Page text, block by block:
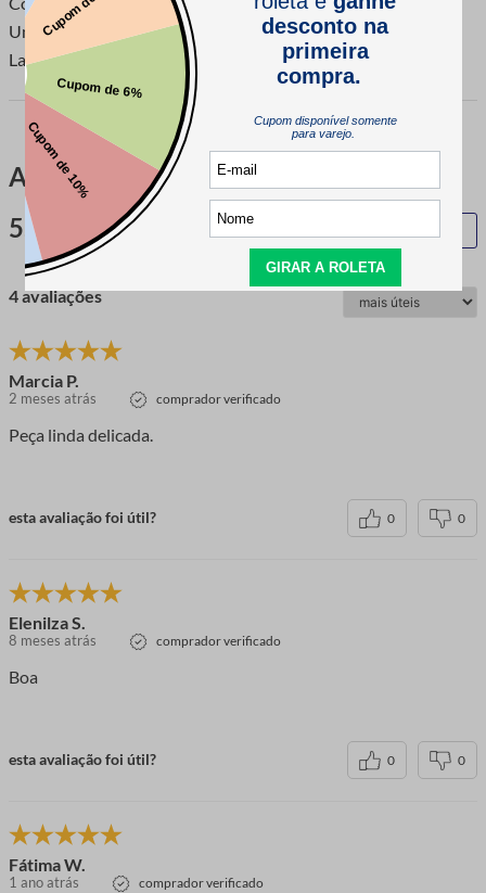
Unidade de Venda: 1 Peça com 13,70 Metros
Largura: 1,2 Centímetros
Avaliações
5.0
4 avaliações
Marcia P.
2 meses atrás comprador verificado
Peça linda delicada.
esta avaliação foi útil? 0 0
Elenilza S.
8 meses atrás comprador verificado
Boa
esta avaliação foi útil? 0 0
Fátima W.
1 ano atrás comprador verificado